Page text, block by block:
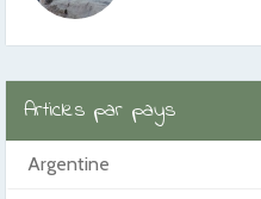
Articles par pays
Argentine